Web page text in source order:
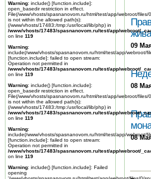
09
08
08
Warning: include() [function.include]:
open_basedir restriction in effect.
File(/www/vhosts/spasnanovom.ru/html/test/app/webroot/files/
is not within the allowed path(s):
(/www/vhosts/17483:/tmp:/usr/local/lib/php) in
/www/vhosts/17483/spasnanovom.ru/test/app/webroot/
on line 119
Warning:
include(/www/vhosts/spasnanovom.ru/html/test/app/webroot/
[function.include]: failed to open stream:
Operation not permitted in
/www/vhosts/17483/spasnanovom.ru/test/app/webroot/
on line 119
Warning: include() [function.include]:
open_basedir restriction in effect.
File(/www/vhosts/spasnanovom.ru/html/test/app/webroot/files/
is not within the allowed path(s):
(/www/vhosts/17483:/tmp:/usr/local/lib/php) in
/www/vhosts/17483/spasnanovom.ru/test/app/webroot/
on line 119
Warning:
include(/www/vhosts/spasnanovom.ru/html/test/app/webroot/
[function.include]: failed to open stream:
Operation not permitted in
/www/vhosts/17483/spasnanovom.ru/test/app/webroot/
on line 119
Warning: include() [function.include]: Failed
opening